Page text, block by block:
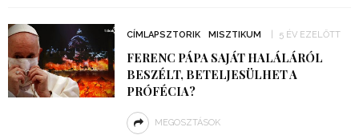
CÍMLAPSZTORIK MISZTIKUM 5 ÉV EZELŐTT
FERENC PÁPA SAJÁT HALÁLÁRÓL
BESZÉLT, BETELJESÜLHET A
PRÓFÉCIA?
MEGOSZTÁSOK